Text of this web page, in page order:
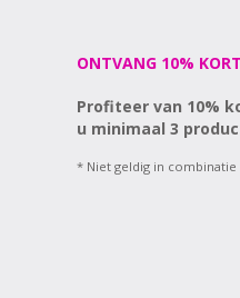
ONTVANG 10%
Profiteer van 10%
u minimaal 3
* Niet geldig in